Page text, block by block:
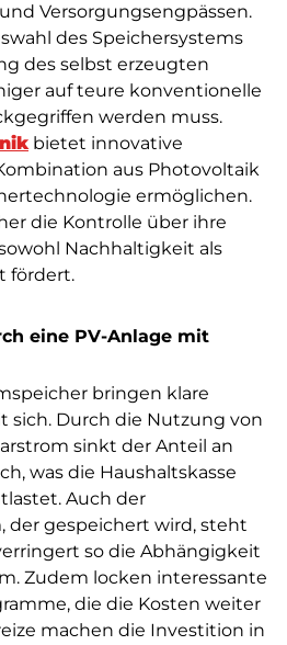
Versorgungsengpässen.
des Speichersystems
des selbst erzeugten
auf teure konventionelle
werden muss.
bietet innovative
aus Photovoltaik
ermöglichen.
die Kontrolle über ihre
Nachhaltigkeit als
fördert.
eine PV-Anlage mit
bringen klare
sich. Durch die Nutzung von
sinkt der Anteil an
was die Haushaltskasse
Auch der
der gespeichert wird, steht
so die Abhängigkeit
Zudem locken interessante
die die Kosten weiter
machen die Investition in